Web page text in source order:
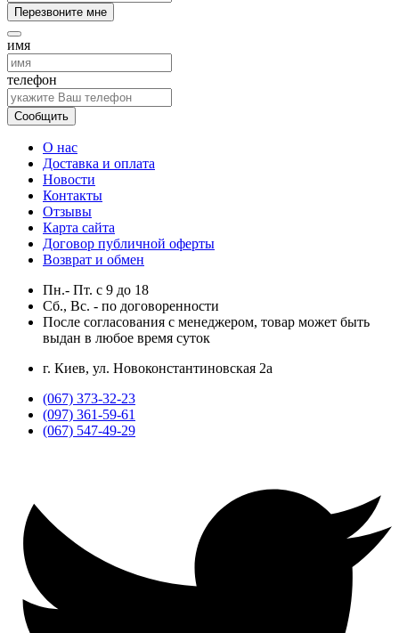
Перезвоните мне
имя
телефон
Сообщить
О нас
Доставка и оплата
Новости
Контакты
Отзывы
Карта сайта
Договор публичной оферты
Возврат и обмен
Пн.- Пт. с 9 до 18
Сб., Вс. - по договоренности
После согласования с менеджером, товар может быть
выдан в любое время суток
г. Киев, ул. Новоконстантиновская 2а
(067) 373-32-23
(097) 361-59-61
(067) 547-49-29